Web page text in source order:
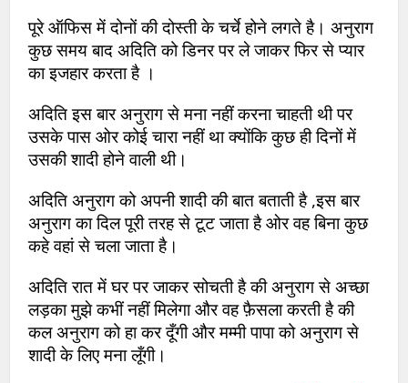
पूरे ऑफिस में दोनों की दोस्ती के चर्चे होने लगते है। अनुराग
कुछ समय बाद अदिति को डिनर पर ले जाकर फिर से प्यार
का इजहार करता है ।
अदिति इस बार अनुराग से मना नहीं करना चाहती थी पर
उसके पास ओर कोई चारा नहीं था क्योंकि कुछ ही दिनों में
उसकी शादी होने वाली थी।
अदिति अनुराग को अपनी शादी की बात बताती है ,इस बार
अनुराग का दिल पूरी तरह से टूट जाता है ओर वह बिना कुछ
कहे वहां से चला जाता है।
अदिति रात में घर पर जाकर सोचती है की अनुराग से अच्छा
लड़का मुझे कभीं नहीं मिलेगा और वह फ़ैसला करती है की
कल अनुराग को हा कर दूँगी और मम्मी पापा को अनुराग से
शादी के लिए मना लूँगी।